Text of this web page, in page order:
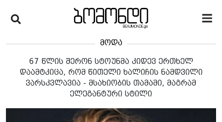
მოდა
67 წლის შერონ სტოუნმა კიდევ ერთხელ
დაამტკიცა, რომ წითელი ხალიჩის ნამდვილი
ვარსკვლავია - მსახიობის თამამი, მაგრამ
ელეგანტური სტილი